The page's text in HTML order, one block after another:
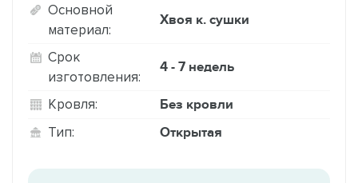
Основной
материал:
Хвоя к. сушки
Срок
изготовления:
4 - 7 недель
Кровля: Без кровли
Тип: Открытая